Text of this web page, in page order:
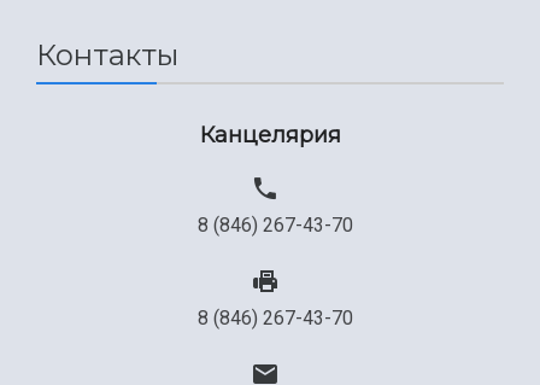
Контакты
Канцелярия
8 (846) 267-43-70
8 (846) 267-43-70